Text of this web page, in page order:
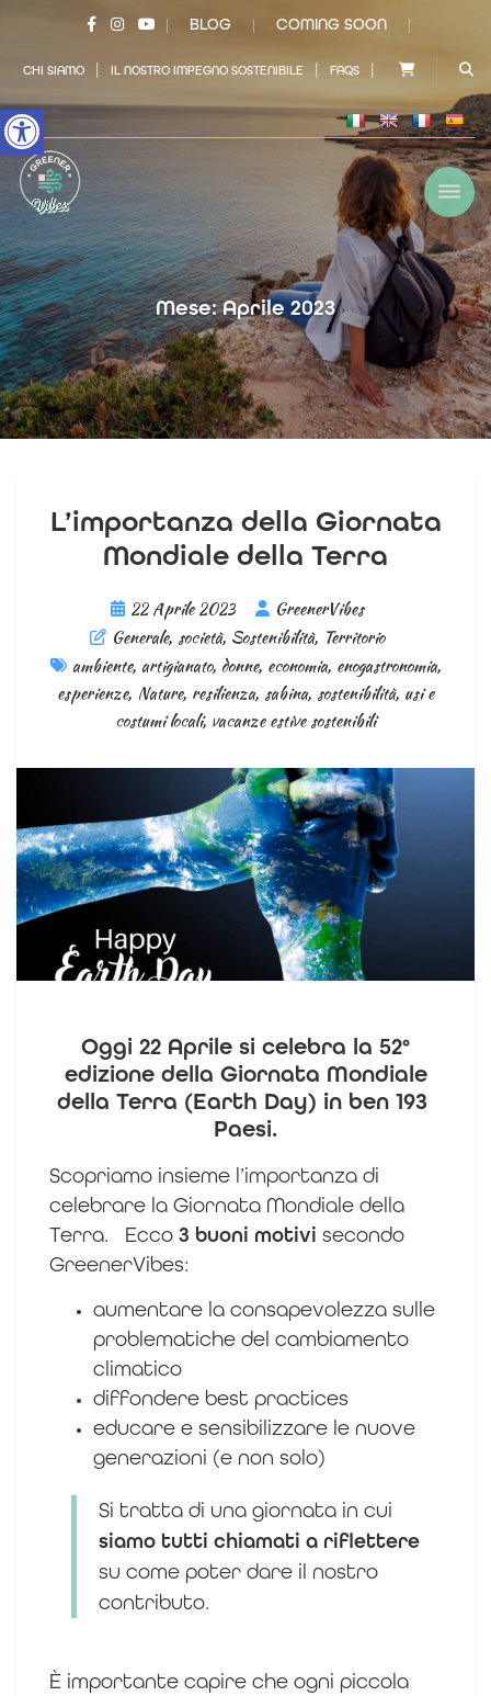
Open toolbar
BLOG COMING SOON
CHI SIAMO IL NOSTRO IMPEGNO SOSTENIBILE FAQS
Mese: Aprile 2023
L’importanza della Giornata
Mondiale della Terra
22 Aprile 2023
GreenerVibes
Generale, società, Sostenibilità, Territorio
ambiente, artigianato, donne, economia, enogastronomia,
esperienze, Nature, resilienza, sabina, sostenibilità, usi e
costumi locali, vacanze estive sostenibili
Oggi 22 Aprile si celebra la 52°
edizione della Giornata Mondiale
della Terra (Earth Day) in ben 193
Paesi.
Scopriamo insieme l’importanza di
celebrare la Giornata Mondiale della
Terra.
Ecco 3 buoni motivi secondo
GreenerVibes:
aumentare la consapevolezza sulle
problematiche del cambiamento
climatico
diffondere best practices
educare e sensibilizzare le nuove
generazioni (e non solo)
Si tratta di una giornata in cui
siamo tutti chiamati a riflettere
su come poter dare il nostro
contributo.
È importante capire che ogni piccola